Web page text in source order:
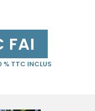
FAI
% TTC INCLUS